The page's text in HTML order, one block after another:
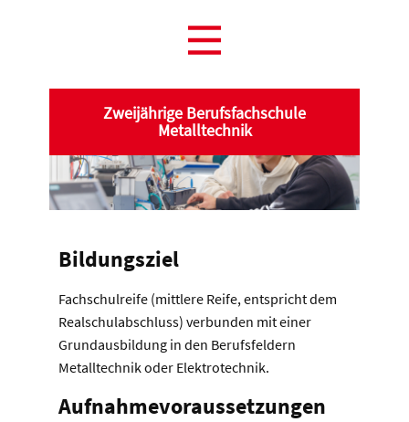
Zweijährige Berufsfachschule
Metalltechnik
Bildungsziel
Fachschulreife (mittlere Reife, entspricht dem
Realschulabschluss) verbunden mit einer
Grundausbildung in den Berufsfeldern
Metalltechnik oder Elektrotechnik.
Aufnahmevoraussetzungen